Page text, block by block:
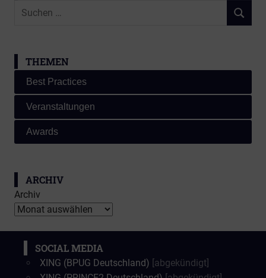
Suchen
SUCHEN
THEMEN
Best Practices
Veranstaltungen
Awards
ARCHIV
Archiv
SOCIAL MEDIA
XING (BPUG Deutschland) [abgekündigt]